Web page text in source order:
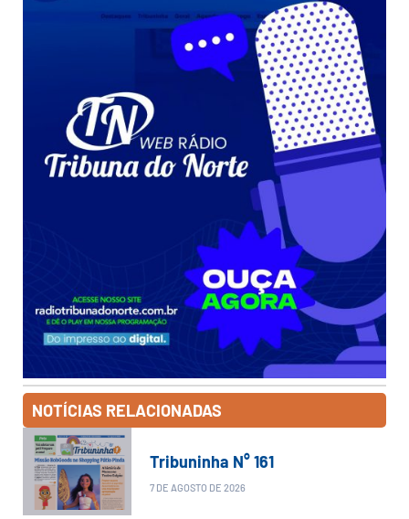
NOTÍCIAS RELACIONADAS
Tribuninha N° 161
7 DE AGOSTO DE 2026